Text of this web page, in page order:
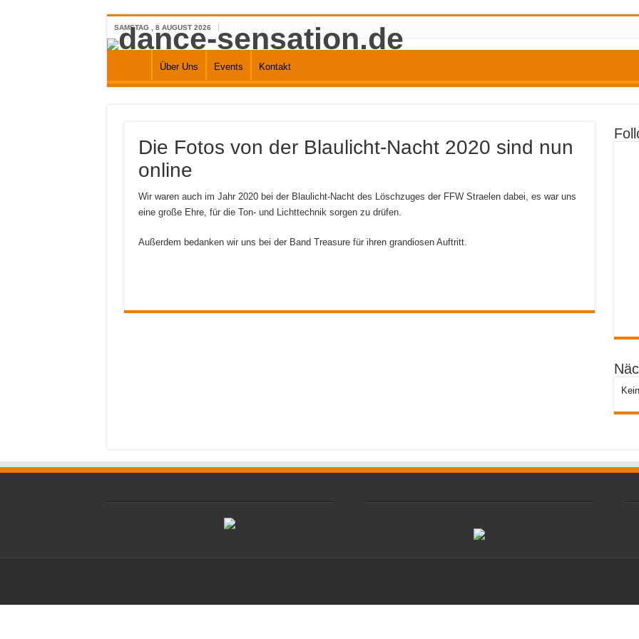
SAMSTAG , 8 AUGUST 2026
Über Uns Events Kontakt
Die Fotos von der Blaulicht-Nacht 2020 sind nun
online
Wir waren auch im Jahr 2020 bei der Blaulicht-Nacht des Löschzuges der FFW Straelen dabei, es war uns
eine große Ehre, für die Ton- und Lichttechnik sorgen zu drüfen.
Außerdem bedanken wir uns bei der Band Treasure für ihren grandiosen Auftritt.